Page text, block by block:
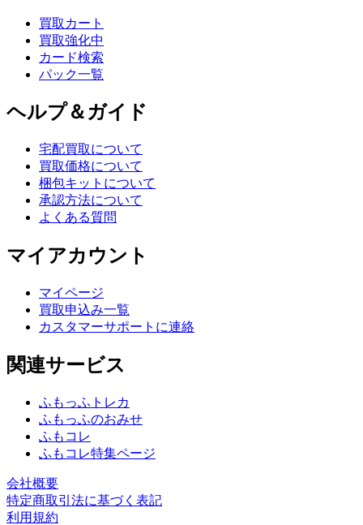
買取カート
買取強化中
カード検索
パック一覧
ヘルプ＆ガイド
宅配買取について
買取価格について
梱包キットについて
承認方法について
よくある質問
マイアカウント
マイページ
買取申込み一覧
カスタマーサポートに連絡
関連サービス
ふもっふトレカ
ふもっふのおみせ
ふもコレ
ふもコレ特集ページ
会社概要
特定商取引法に基づく表記
利用規約